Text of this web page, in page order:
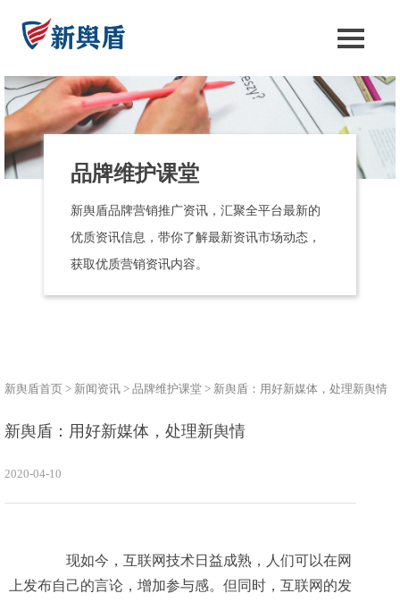
品牌维护课堂
新舆盾品牌营销推广资讯，汇聚全平台最新的
优质资讯信息，带你了解最新资讯市场动态，
获取优质营销资讯内容。
新舆盾首页 > 新闻资讯 > 品牌维护课堂 > 新舆盾：用好新媒体，处理新舆情
新舆盾：用好新媒体，处理新舆情
2020-04-10
现如今，互联网技术日益成熟，人们可以在网
上发布自己的言论，增加参与感。但同时，互联网的发